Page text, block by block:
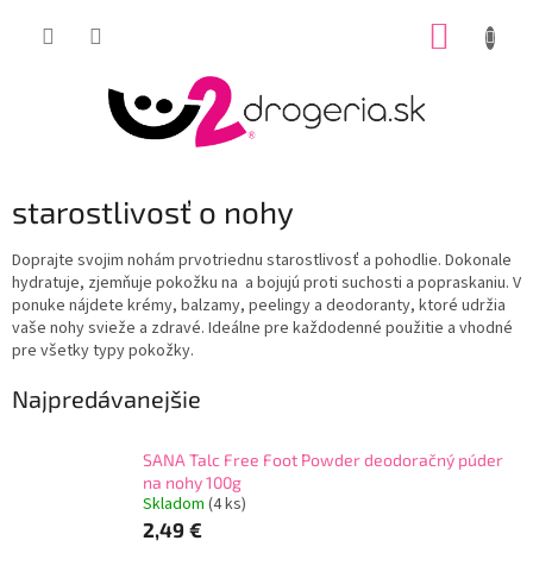
starostlivosť o nohy
Doprajte svojim nohám prvotriednu starostlivosť a pohodlie. Dokonale
hydratuje, zjemňuje pokožku na a bojujú proti suchosti a popraskaniu. V
ponuke nájdete krémy, balzamy, peelingy a deodoranty, ktoré udržia
vaše nohy svieže a zdravé. Ideálne pre každodenné použitie a vhodné
pre všetky typy pokožky.
Najpredávanejšie
SANA Talc Free Foot Powder deodoračný púder
na nohy 100g
Skladom (4 ks)
2,49 €